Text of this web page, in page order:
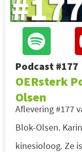
Podcast #177
OERsterk
Olsen
Aflevering #177
Blok-Olsen.
kinesioloog. Ze